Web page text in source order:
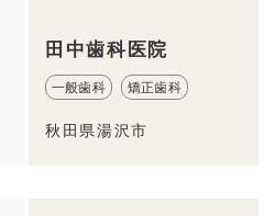
田中歯科医院
一般歯科 矯正歯科
秋田県湯沢市